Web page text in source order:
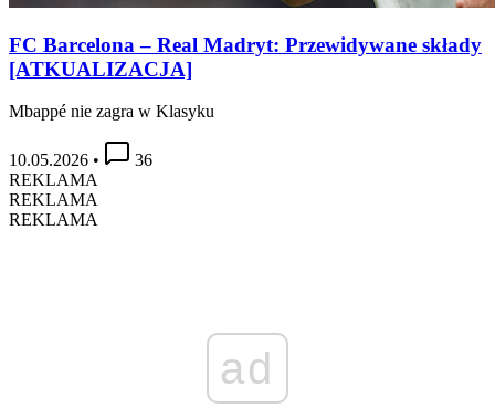
FC Barcelona – Real Madryt: Przewidywane składy
[ATKUALIZACJA]
Mbappé nie zagra w Klasyku
10.05.2026 •
36
REKLAMA
REKLAMA
REKLAMA
ad